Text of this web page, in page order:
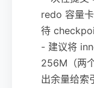
redo 容量
待
- 建议将
256M（两
出余量给索